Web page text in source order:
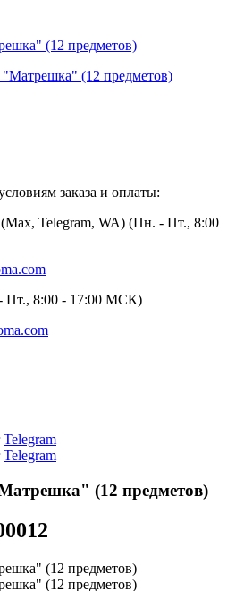
заказа и оплаты:
(Max, Telegram, WA) (Пн. - Пт., 8:00
Пт., 8:00 - 17:00 МСК)
Telegram
Telegram
(12 предметов)